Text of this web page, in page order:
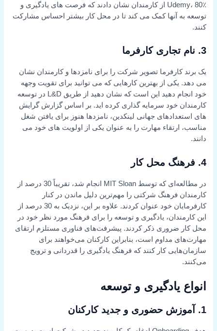
Udemy، 80٪ از کارمندان نشان دادند که فرصت های یادگیری و
توسعه به آنها کمک می کند تا در محل کار بیشتر احساس مشارکت
کنند.
3. نام تجاری کارفرما
یک برند کارفرما تصویر شرکت را برای نامزدها و کارمندان نشان
می دهد. یکی از بهترین کارهایی که می توانید برای تقویت وجهه
خود انجام دهید این است که نشان دهید از طریق L&D در توسعه
کارمندان خود سرمایه گذاری کرده اید. بر اساس گزارش گرایش
های استعدادهای جهانی لینکدین، نامزدها هنوز برای یافتن شغل
مناسب، ارتقاء مهارت را به عنوان یکی از اولویت های خود می
دانند.
4. فرهنگ محل کار
در مطالعه‌ای که توسط MIT Sloan انجام شد، تقریباً 30 درصد از
کارمندان فرهنگ شرکتی را مهم‌ترین دلیل ماندن در کنار
کارفرمایان خود عنوان کردند. علاوه بر این، نزدیک به 30 درصد از
این کارمندان، یادگیری و توسعه را برای فرهنگ مورد نظر خود در
محل کار ضروری ذکر کردند. پیشرفت‌های فناوری مستلزم ارتقای
مهارت‌های مداوم است، بنابراین کارکنان می‌خواهند برای
سازمان‌هایی کار کنند که فرهنگ یادگیری را قدردانی و ترویج
می‌کنند.
انواع یادگیری و توسعه
1. آموزش حضوری و جدید کارکنان